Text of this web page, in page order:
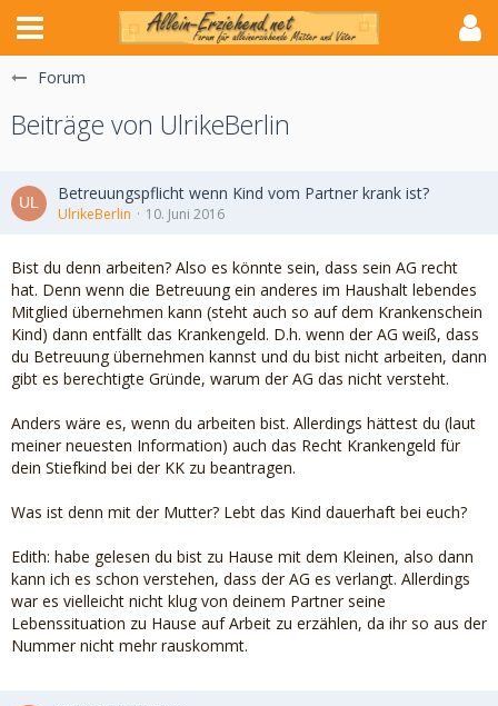
Forum
Beiträge von UlrikeBerlin
Betreuungspflicht wenn Kind vom Partner krank ist?
UlrikeBerlin 10. Juni 2016
Bist du denn arbeiten? Also es könnte sein, dass sein AG recht
hat. Denn wenn die Betreuung ein anderes im Haushalt lebendes
Mitglied übernehmen kann (steht auch so auf dem Krankenschein
Kind) dann entfällt das Krankengeld. D.h. wenn der AG weiß, dass
du Betreuung übernehmen kannst und du bist nicht arbeiten, dann
gibt es berechtigte Gründe, warum der AG das nicht versteht.
Anders wäre es, wenn du arbeiten bist. Allerdings hättest du (laut
meiner neuesten Information) auch das Recht Krankengeld für
dein Stiefkind bei der KK zu beantragen.
Was ist denn mit der Mutter? Lebt das Kind dauerhaft bei euch?
Edith: habe gelesen du bist zu Hause mit dem Kleinen, also dann
kann ich es schon verstehen, dass der AG es verlangt. Allerdings
war es vielleicht nicht klug von deinem Partner seine
Lebenssituation zu Hause auf Arbeit zu erzählen, da ihr so aus der
Nummer nicht mehr rauskommt.